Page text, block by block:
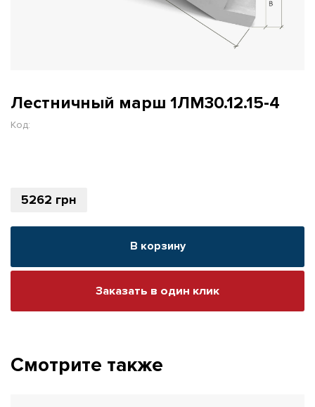
Лестничный марш 1ЛМ30.12.15-4
Код:
5262 грн
В корзину
Заказать в один клик
Смотрите также